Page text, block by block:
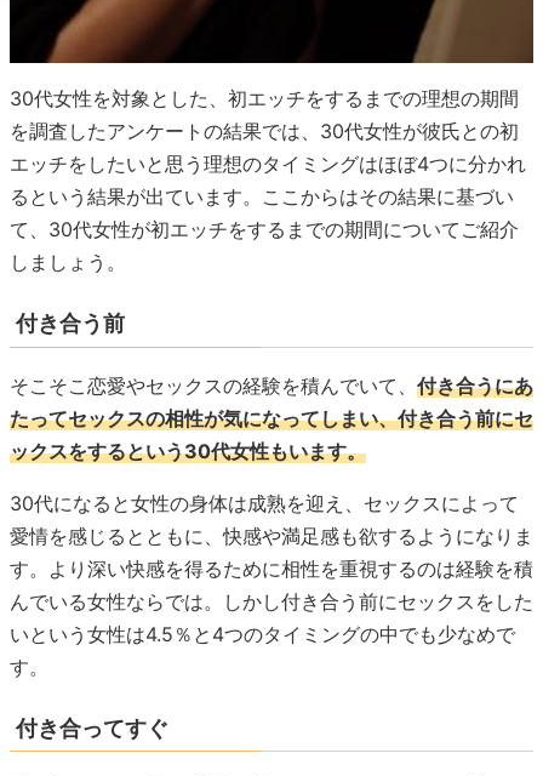
30代女性を対象とした、初エッチをするまでの理想の期間
を調査したアンケートの結果では、30代女性が彼氏との初
エッチをしたいと思う理想のタイミングはほぼ4つに分かれ
るという結果が出ています。ここからはその結果に基づい
て、30代女性が初エッチをするまでの期間についてご紹介
しましょう。
付き合う前
そこそこ恋愛やセックスの経験を積んでいて、 付き合うにあ
たってセックスの相性が気になってしまい、付き合う前にセ
ックスをするという30代女性もいます。
30代になると女性の身体は成熟を迎え、セックスによって
愛情を感じるとともに、快感や満足感も欲するようになりま
す。より深い快感を得るために相性を重視するのは経験を積
んでいる女性ならでは。しかし付き合う前にセックスをした
いという女性は4.5％と4つのタイミングの中でも少なめで
す。
付き合ってすぐ